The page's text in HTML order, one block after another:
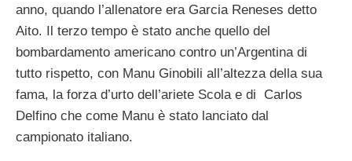
anno, quando l’allenatore era Garcia Reneses detto
Aito. Il terzo tempo è stato anche quello del
bombardamento americano contro un’Argentina di
tutto rispetto, con Manu Ginobili all’altezza della sua
fama, la forza d’urto dell’ariete Scola e di Carlos
Delfino che come Manu è stato lanciato dal
campionato italiano.